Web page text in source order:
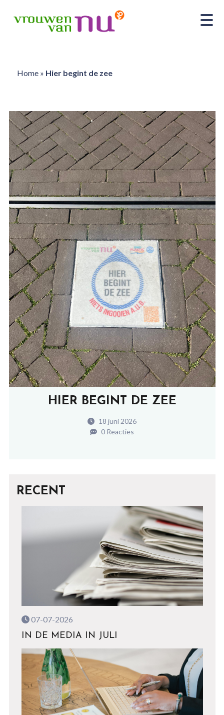
Home» Hier begint de zee
HIER BEGINT DE ZEE
18 juni 2026
0 Reacties
RECENT
07-07-2026
IN DE MEDIA IN JULI